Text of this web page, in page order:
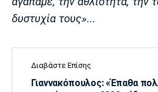
δυστυχία τους»...
Διαβάστε Επίσης
Γιαννακόπουλος: «Έπαθα